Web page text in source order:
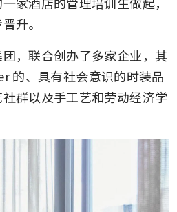
升。
，联合创办了多家企业，其
的、具有社会意识的时装品
群以及手工艺和劳动经济学